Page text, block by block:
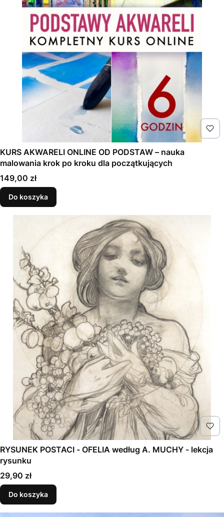
KURS AKWARELI ONLINE OD PODSTAW – nauka
malowania krok po kroku dla początkujących
Cena
149,00 zł
Do koszyka
RYSUNEK POSTACI - OFELIA według A. MUCHY - lekcja
rysunku
Cena
29,90 zł
Do koszyka